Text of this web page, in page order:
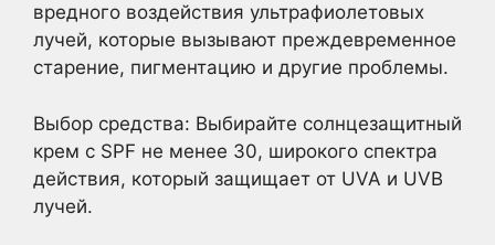
вредного воздействия ультрафиолетовых
лучей, которые вызывают преждевременное
старение, пигментацию и другие проблемы.
Выбор средства: Выбирайте солнцезащитный
крем с SPF не менее 30, широкого спектра
действия, который защищает от UVA и UVB
лучей.